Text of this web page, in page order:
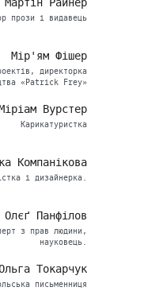
прози і видавець
Мір'ям Фішер
директорка
«Patrick Frey»
Вурстер
Карикатуристка
Компанікова
і дизайнерка.
Олєґ Панфілов
з прав людини,
науковець.
Токарчук
письменниця